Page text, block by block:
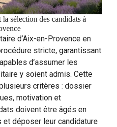
sélection des candidats à
d’Aix-en-Provence en
stricte, garantissant
d’assumer les
y soient admis. Cette
critères : dossier
motivation et
doivent être âgés en
et déposer leur candidature